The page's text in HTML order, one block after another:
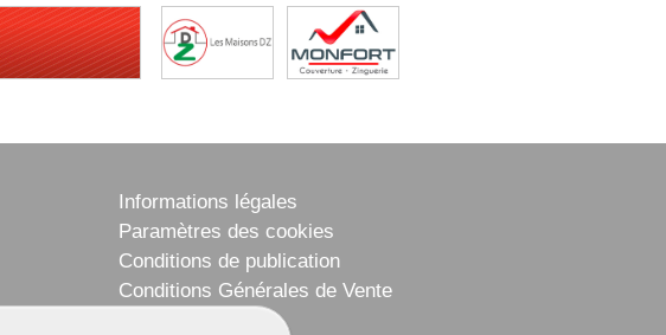
Informations légales
Paramètres des cookies
Conditions de publication
Conditions Générales de Vente